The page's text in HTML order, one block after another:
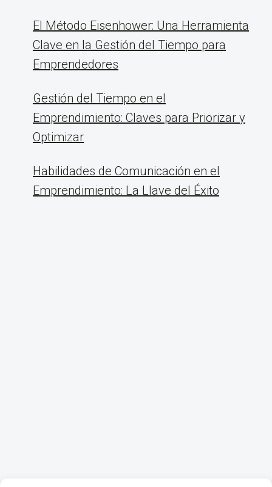
El Método Eisenhower: Una Herramienta
Clave en la Gestión del Tiempo para
Emprendedores
Gestión del Tiempo en el
Emprendimiento: Claves para Priorizar y
Optimizar
Habilidades de Comunicación en el
Emprendimiento: La Llave del Éxito